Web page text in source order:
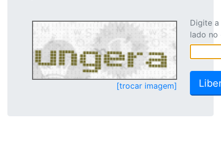
[trocar imagem]
Digite
lado no